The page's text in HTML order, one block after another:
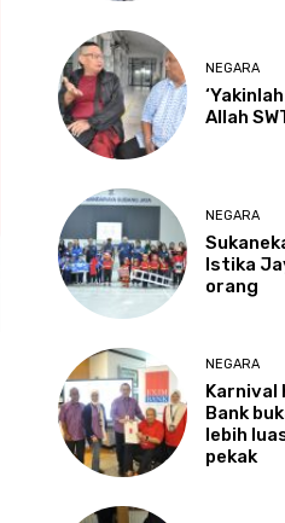
NEGARA
‘Yakinlah
Allah
NEGARA
Istika
orang
NEGARA
Karnival
Bank
lebih
pekak